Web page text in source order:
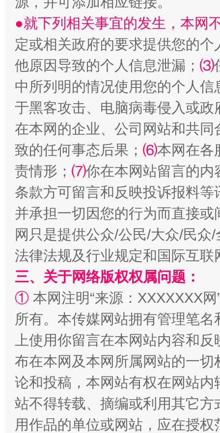
全民健身五年计划来了！等你上场
阿坝州三大球赛在茂县开幕 规模
国家大学科技园优化重塑工作
●就下列相关事宜的发生，本网
定或相关政府的要求提供您的个
他原因导致的个人信息泄漏； ⑶
中所列明的情况使用您的个人
于黑客攻击、电脑病毒侵入或
在本网的企业、公司网站和共
致的任何事态后果； ⑹本网在各
责情形； ⑺你在本网站留言的内
条款方可留言和反映投诉报料
并承担一切因您的行为而直接
网只是提供公众/公民/大众/民
法律法规及行业规定和国际互
三、关于网络版权权属问题：
① 本网注明“来源：XXXXXXX
所有。本传媒网站拥有管理笔
上使用你留言在本网站内容和
布在本网及本网所属网站的一
论和投稿，本网站有权在网站
站不得转载、摘编或利用其它
用作品的单位或网站，应在授